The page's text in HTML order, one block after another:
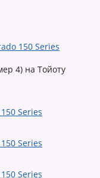
150 Series
4) на Тойоту